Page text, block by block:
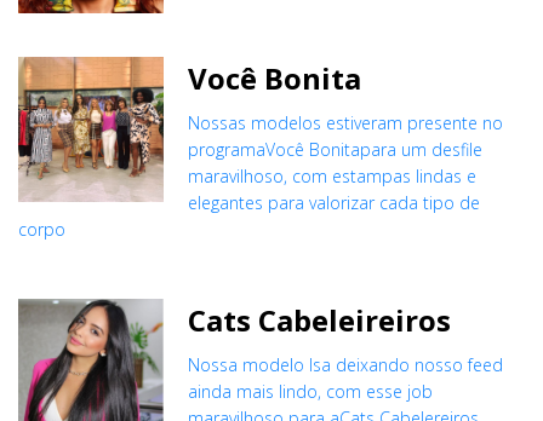
Você Bonita
Nossas modelos estiveram presente no
programaVocê Bonitapara um desfile
maravilhoso, com estampas lindas e
elegantes para valorizar cada tipo de
corpo
Cats Cabeleireiros
Nossa modelo Isa deixando nosso feed
ainda mais lindo, com esse job